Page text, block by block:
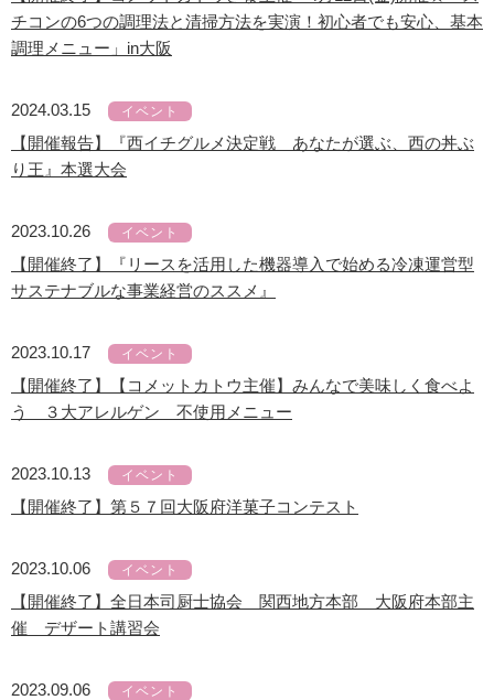
チコンの6つの調理法と清掃方法を実演！初心者でも安心、基本
調理メニュー」in大阪
2024.03.15 イベント
【開催報告】『西イチグルメ決定戦 あなたが選ぶ、西の丼ぶ
り王』本選大会
2023.10.26 イベント
【開催終了】『リースを活用した機器導入で始める冷凍運営型
サステナブルな事業経営のススメ』
2023.10.17 イベント
【開催終了】【コメットカトウ主催】みんなで美味しく食べよ
う ３大アレルゲン 不使用メニュー
2023.10.13 イベント
【開催終了】第５７回大阪府洋菓子コンテスト
2023.10.06 イベント
【開催終了】全日本司厨士協会 関西地方本部 大阪府本部主
催 デザート講習会
2023.09.06 イベント